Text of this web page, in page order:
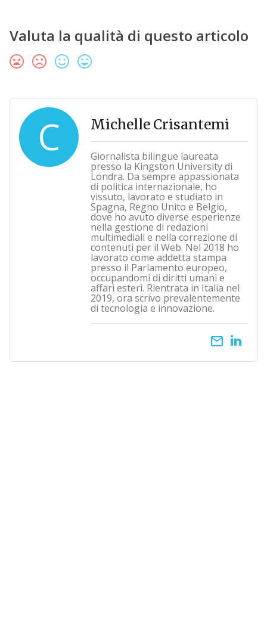
Valuta la qualità di questo articolo
C Michelle Crisantemi
Giornalista bilingue laureata
presso la Kingston University di
Londra. Da sempre appassionata
di politica internazionale, ho
vissuto, lavorato e studiato in
Spagna, Regno Unito e Belgio,
dove ho avuto diverse esperienze
nella gestione di redazioni
multimediali e nella correzione di
contenuti per il Web. Nel 2018 ho
lavorato come addetta stampa
presso il Parlamento europeo,
occupandomi di diritti umani e
affari esteri. Rientrata in Italia nel
2019, ora scrivo prevalentemente
di tecnologia e innovazione.
email